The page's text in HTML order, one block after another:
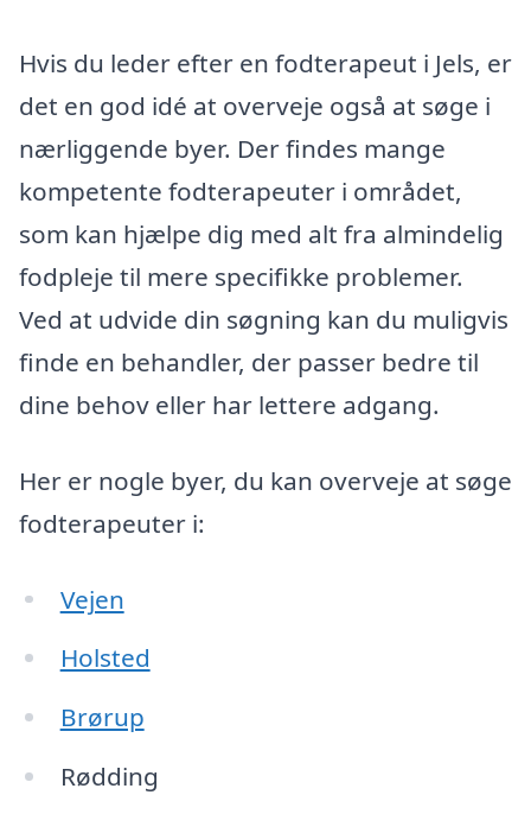
Hvis du leder efter en fodterapeut i Jels, er
det en god idé at overveje også at søge i
nærliggende byer. Der findes mange
kompetente fodterapeuter i området,
som kan hjælpe dig med alt fra almindelig
fodpleje til mere specifikke problemer.
Ved at udvide din søgning kan du muligvis
finde en behandler, der passer bedre til
dine behov eller har lettere adgang.
Her er nogle byer, du kan overveje at søge
fodterapeuter i:
Vejen
Holsted
Brørup
Rødding